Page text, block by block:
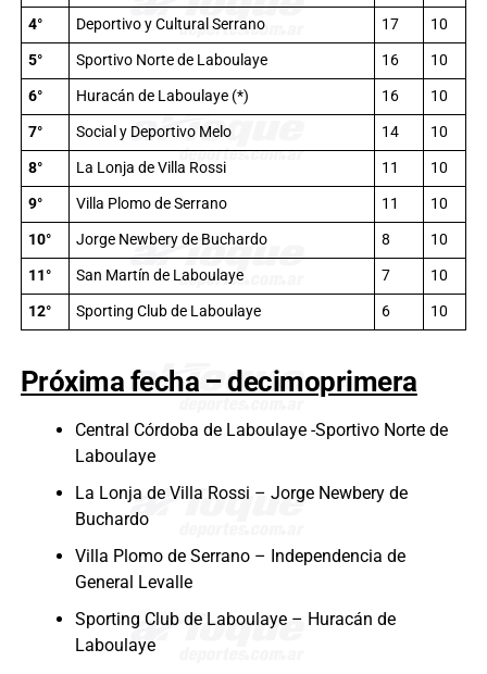
4°
Deportivo y Cultural Serrano 17
10
5°
Sportivo Norte de Laboulaye 16
10
6°
Huracán de Laboulaye (*) 16
10
7°
Social y Deportivo Melo 14
10
8°
La Lonja de Villa Rossi 11
10
9°
Villa Plomo de Serrano 11
10
10°
Jorge Newbery de Buchardo 8
10
11°
San Martín de Laboulaye 7
10
12°
Sporting Club de Laboulaye 6 10
Próxima fecha – decimoprimera
Central Córdoba de Laboulaye -Sportivo Norte de
Laboulaye
La Lonja de Villa Rossi – Jorge Newbery de
Buchardo
Villa Plomo de Serrano – Independencia de
General Levalle
Sporting Club de Laboulaye – Huracán de
Laboulaye